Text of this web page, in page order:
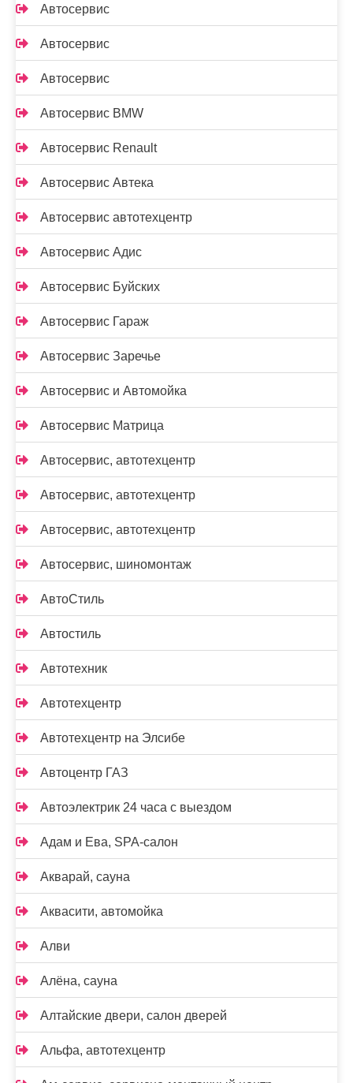
Автосервис
Автосервис
Автосервис
Автосервис BMW
Автосервис Renault
Автосервис Автека
Автосервис автотехцентр
Автосервис Адис
Автосервис Буйских
Автосервис Гараж
Автосервис Заречье
Автосервис и Автомойка
Автосервис Матрица
Автосервис, автотехцентр
Автосервис, автотехцентр
Автосервис, автотехцентр
Автосервис, шиномонтаж
АвтоСтиль
Автостиль
Автотехник
Автотехцентр
Автотехцентр на Элсибе
Автоцентр ГАЗ
Автоэлектрик 24 часа с выездом
Адам и Ева, SPA-салон
Акварай, сауна
Аквасити, автомойка
Алви
Алёна, сауна
Алтайские двери, салон дверей
Альфа, автотехцентр